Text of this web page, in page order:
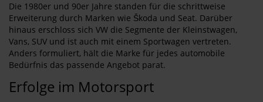
Die 1980er und 90er Jahre standen für die schrittweise
Erweiterung durch Marken wie Škoda und Seat. Darüber
hinaus erschloss sich VW die Segmente der Kleinstwagen,
Vans, SUV und ist auch mit einem Sportwagen vertreten.
Anders formuliert, hält die Marke für jedes automobile
Bedürfnis das passende Angebot parat.
Erfolge im Motorsport